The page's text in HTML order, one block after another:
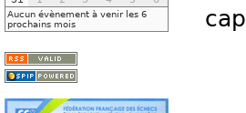
Aucun évènement à venir les 6
prochains mois